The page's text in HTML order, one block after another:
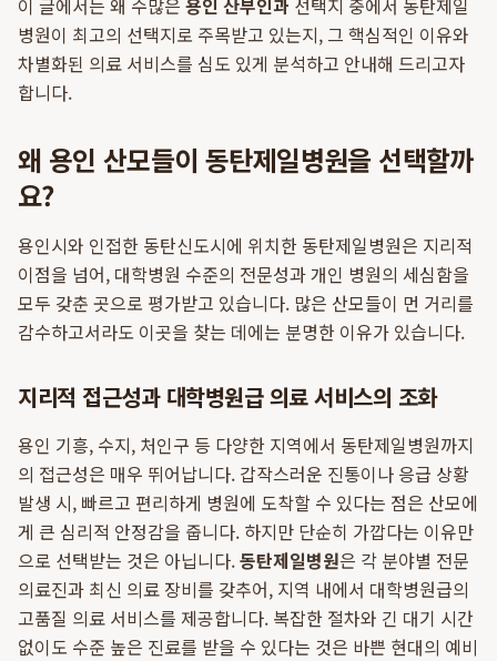
이 글에서는 왜 수많은 용인 산부인과 선택지 중에서 동탄제일
병원이 최고의 선택지로 주목받고 있는지, 그 핵심적인 이유와
차별화된 의료 서비스를 심도 있게 분석하고 안내해 드리고자
합니다.
왜 용인 산모들이 동탄제일병원을 선택할까
요?
용인시와 인접한 동탄신도시에 위치한 동탄제일병원은 지리적
이점을 넘어, 대학병원 수준의 전문성과 개인 병원의 세심함을
모두 갖춘 곳으로 평가받고 있습니다. 많은 산모들이 먼 거리를
감수하고서라도 이곳을 찾는 데에는 분명한 이유가 있습니다.
지리적 접근성과 대학병원급 의료 서비스의 조화
용인 기흥, 수지, 처인구 등 다양한 지역에서 동탄제일병원까지
의 접근성은 매우 뛰어납니다. 갑작스러운 진통이나 응급 상황
발생 시, 빠르고 편리하게 병원에 도착할 수 있다는 점은 산모에
게 큰 심리적 안정감을 줍니다. 하지만 단순히 가깝다는 이유만
으로 선택받는 것은 아닙니다.동탄제일병원은 각 분야별 전문
의료진과 최신 의료 장비를 갖추어, 지역 내에서 대학병원급의
고품질 의료 서비스를 제공합니다. 복잡한 절차와 긴 대기 시간
없이도 수준 높은 진료를 받을 수 있다는 것은 바쁜 현대의 예비